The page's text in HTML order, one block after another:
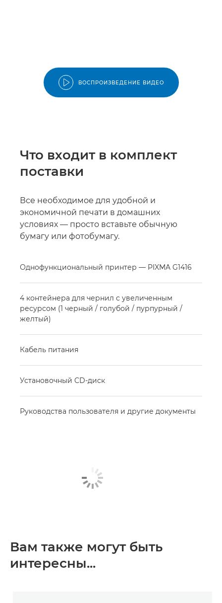
ВОСПРОИЗВЕДЕНИЕ ВИДЕО
Что входит в комплект
поставки
Все необходимое для удобной и
экономичной печати в домашних
условиях — просто вставьте обычную
бумагу или фотобумагу.
Однофункциональный принтер — PIXMA G1416
4 контейнера для чернил с увеличенным
ресурсом (1 черный / голубой / пурпурный /
желтый)
Кабель питания
Установочный CD-диск
Руководства пользователя и другие документы
Вам также могут быть
интересны...